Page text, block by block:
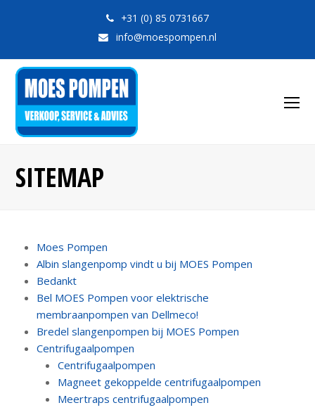
+31 (0) 85 0731667
info@moespompen.nl
SITEMAP
Moes Pompen
Albin slangenpomp vindt u bij MOES Pompen
Bedankt
Bel MOES Pompen voor elektrische
membraanpompen van Dellmeco!
Bredel slangenpompen bij MOES Pompen
Centrifugaalpompen
Centrifugaalpompen
Magneet gekoppelde centrifugaalpompen
Meertraps centrifugaalpompen